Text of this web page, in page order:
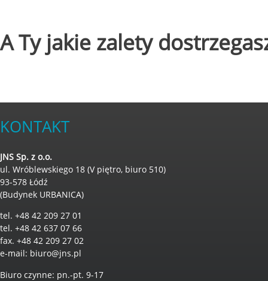
A Ty jakie zalety
KONTAKT
JNS Sp. z o.o.
ul. Wróblewskiego 18 (V piętro, biuro 510)
93-578 Łódź
(Budynek URBANICA)
tel. +48 42 209 27 01
tel. +48 42 637 07 66
fax. +48 42 209 27 02
e-mail: biuro@jns.pl
Biuro czynne: pn.-pt. 9-17